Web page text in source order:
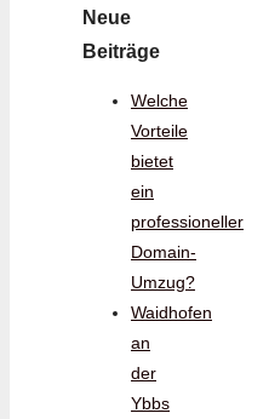
Neue
Beiträge
Welche
Vorteile
bietet
ein
professioneller
Domain-
Umzug?
Waidhofen
an
der
Ybbs